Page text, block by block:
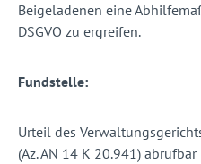
Beigeladenen eine
DSGVO zu ergreifen.
Fundstelle:
Urteil des
(Az. AN 14 K 20.941)